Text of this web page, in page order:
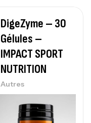
DigeZyme – 30
Gélules –
IMPACT SPORT
NUTRITION
Autres